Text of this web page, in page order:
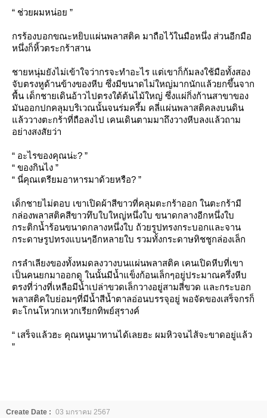
“ ช่วยผมหน่อย ”
กรร้องบอกขณะหยิบแผ่นพลาสติค มาถือไว้ในมือหนึ่ง ส่วนอีกมือ
หนึ่งก็หิ้วตระกร้าสาน
ชายหนุ่มยังไม่เข้าใจว่ากรจะทำอะไร แต่เขาก็ก้มลงใช้มือทั้งสอง
จับตรงหูด้านข้างของหีบ ซึ่งมีขนาดไม่ใหญ่มากนักแล้วยกขึ้นจาก
พื้น เด็กชายเดินอ้าวไปตรงใต้ต้นไม้ใหญ่ ซึ่งแผ่กิ่งก้านสาขาของ
มันออกปกคลุมบริเวณนั้นจนร่มครึ้ม คลี่แผ่นพลาสติคลงบนดิน
ล้ววางตะกร้าที่ถือลงไป เคนเดินตามมาถึงวางหีบลงแล้วถาม
อย่างสงสัยว่า
“ อะไรของคุณน่ะ? ”
“ ของกินไง ”
“ นี่คุณเตรียมอาหารมาด้วยหรือ? ”
เด็กชายไม่ตอบ เขาเปิดผ้าสีขาวที่คลุมตะกร้าออก ในตะกร้ามี
กล่องพลาสติคสีขาวทึบใบใหญ่หนึ่งใบ ขนาดกลางอีกหนึ่งใบ
กระติกน้ำร้อนขนาดกลางหนึ่งใบ ถ้วยรูปทรงกระบอกและจาน
กระดาษรูปทรงแบนๆอีกหลายใบ รวมทั้งกระดาษทิชชูกล่องเล็ก
กรลำเลียงของทั้งหมดลงวางบนแผ่นพลาสติค เคนเปิดหีบที่เขา
เป็นคนยกมาออกดู ในนั้นมีน้ำแข็งก้อนเล็กๆอยู่ประมาณครึ่งหีบ
ตรงที่ว่างที่เหลือมีน้ำเปล่าขวดเล็กวางอยู่สามสี่ขวด และกระบอก
พลาสติคใบย่อมๆที่มีน้ำสีน้ำตาลอ่อนบรรจุอยู่ พอจัดของเสร็จกรก็
ตะโกนโหวกเหวกเรียกทิพย์สุรางค์
“ เสร็จแล้วฮะ คุณหนูมาทานได้เลยฮะ ผมหิวจนไส้จะขาดอยู่แล้ว
”
Create Date : 03 มกราคม 2567